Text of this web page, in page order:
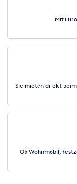
Mit
Sie mieten direkt
Ob Wohnmobil,